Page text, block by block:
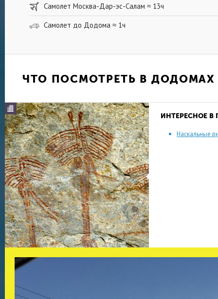
Самолет Москва-Дар-эс-Салам ≈ 13ч
Самолет до Додома ≈ 1ч
ЧТО ПОСМОТРЕТЬ В ДОДОМАХ
ИНТЕРЕСНОЕ В
Наскальные